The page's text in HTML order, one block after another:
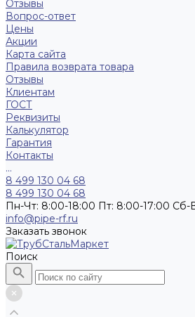
Отзывы
Вопрос-ответ
Цены
Акции
Карта сайта
Правила возврата товара
Отзывы
Клиентам
ГОСТ
Реквизиты
Калькулятор
Гарантия
Контакты
...
8 499 130 04 68
8 499 130 04 68
Пн-Чт: 8:00-18:00 Пт: 8:00-17:00 Сб-
info@pipe-rf.ru
Заказать звонок
Поиск